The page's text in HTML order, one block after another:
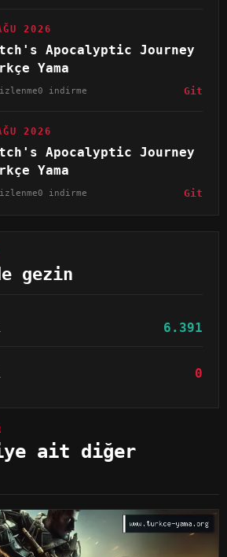
2026
Apocalyptic Journey
Yama
0 indirme Git
2026
Apocalyptic Journey
Yama
0 indirme Git
gezin
6.391
0
ait diğer